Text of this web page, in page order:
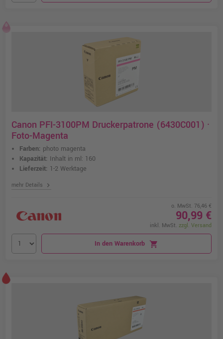
Canon PFI-3100PM Druckerpatrone (6430C001) ·
Foto-Magenta
Farben: photo magenta
Kapazität: Inhalt in ml: 160
Lieferzeit: 1-2 Werktage
mehr Details chevron_right
o. MwSt. 76,46 €
90,99 €
inkl. MwSt. zzgl. Versand
In den Warenkorb shopping_cart